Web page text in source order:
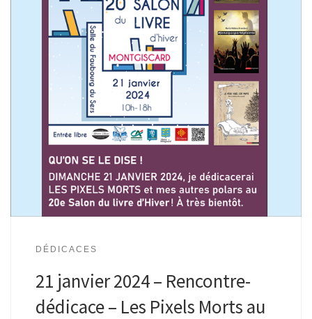
DÉDICACES
21 janvier 2024 – Rencontre-
dédicace – Les Pixels Morts au